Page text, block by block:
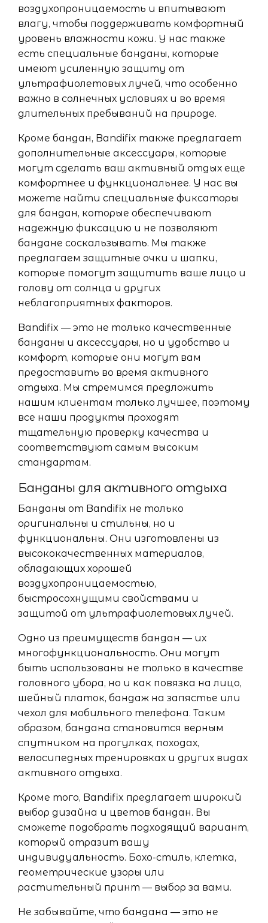
воздухопроницаемость и впитывают
влагу, чтобы поддерживать комфортный
уровень влажности кожи. У нас также
есть специальные банданы, которые
имеют усиленную защиту от
ультрафиолетовых лучей, что особенно
важно в солнечных условиях и во время
длительных пребываний на природе.
Кроме бандан, Bandifix также предлагает
дополнительные аксессуары, которые
могут сделать ваш активный отдых еще
комфортнее и функциональнее. У нас вы
можете найти специальные фиксаторы
для бандан, которые обеспечивают
надежную фиксацию и не позволяют
бандане соскальзывать. Мы также
предлагаем защитные очки и шапки,
которые помогут защитить ваше лицо и
голову от солнца и других
неблагоприятных факторов.
Bandifix — это не только качественные
банданы и аксессуары, но и удобство и
комфорт, которые они могут вам
предоставить во время активного
отдыха. Мы стремимся предложить
нашим клиентам только лучшее, поэтому
все наши продукты проходят
тщательную проверку качества и
соответствуют самым высоким
стандартам.
Банданы для активного отдыха
Банданы от Bandifix не только
оригинальны и стильны, но и
функциональны. Они изготовлены из
высококачественных материалов,
обладающих хорошей
воздухопроницаемостью,
быстросохнущими свойствами и
защитой от ультрафиолетовых лучей.
Одно из преимуществ бандан — их
многофункциональность. Они могут
быть использованы не только в качестве
головного убора, но и как повязка на лицо,
шейный платок, бандаж на запястье или
чехол для мобильного телефона. Таким
образом, бандана становится верным
спутником на прогулках, походах,
велосипедных тренировках и других видах
активного отдыха.
Кроме того, Bandifix предлагает широкий
выбор дизайна и цветов бандан. Вы
сможете подобрать подходящий вариант,
который отразит вашу
индивидуальность. Бохо-стиль, клетка,
геометрические узоры или
растительный принт — выбор за вами.
Не забывайте, что бандана — это не